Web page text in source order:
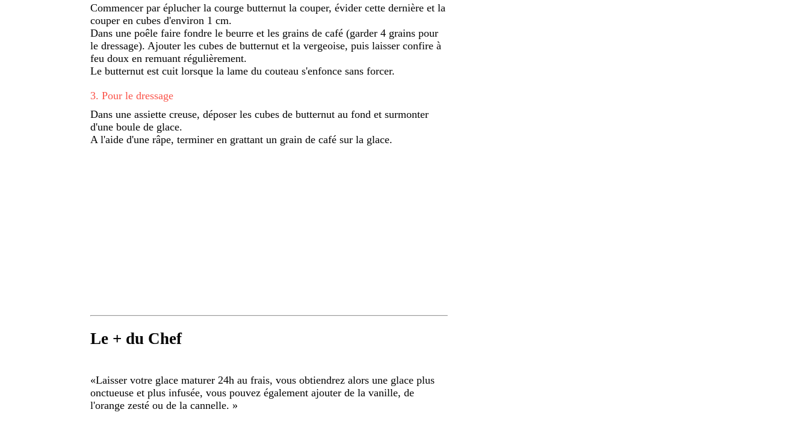
Commencer par éplucher la courge butternut la couper, évider cette dernière et la
couper en cubes d'environ 1 cm.
Dans une poêle faire fondre le beurre et les grains de café (garder 4 grains pour
le dressage). Ajouter les cubes de butternut et la vergeoise, puis laisser confire à
feu doux en remuant régulièrement.
Le butternut est cuit lorsque la lame du couteau s'enfonce sans forcer.
3. Pour le dressage
Dans une assiette creuse, déposer les cubes de butternut au fond et surmonter
d'une boule de glace.
A l'aide d'une râpe, terminer en grattant un grain de café sur la glace.
Le + du Chef
«Laisser votre glace maturer 24h au frais, vous obtiendrez alors une glace plus
onctueuse et plus infusée, vous pouvez également ajouter de la vanille, de
l'orange zesté ou de la cannelle. »